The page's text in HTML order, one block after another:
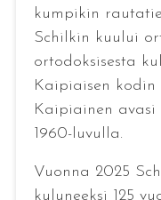
kumpikin
Schilkin kuului
ortodoksisesta
Kaipiaisen
Kaipiainen
1960-luvulla.
Vuonna 2025
kuluneeksi 125